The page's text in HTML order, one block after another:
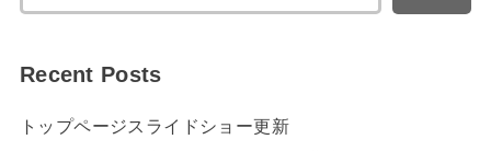
Recent Posts
トップページスライドショー更新